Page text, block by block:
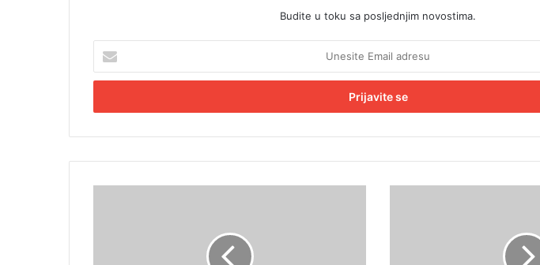
Budite u toku sa posljednjim novostima.
e
i
E